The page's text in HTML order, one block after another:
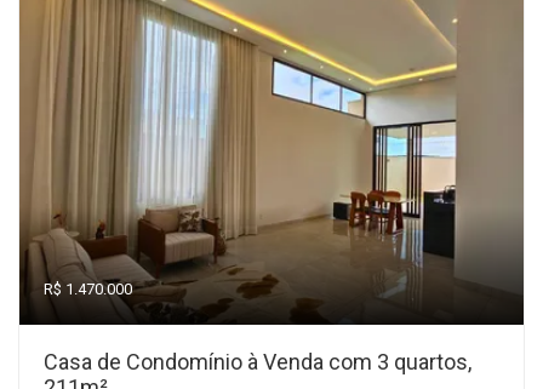
R$ 1.470.000
Casa de Condomínio à Venda com 3 quartos,